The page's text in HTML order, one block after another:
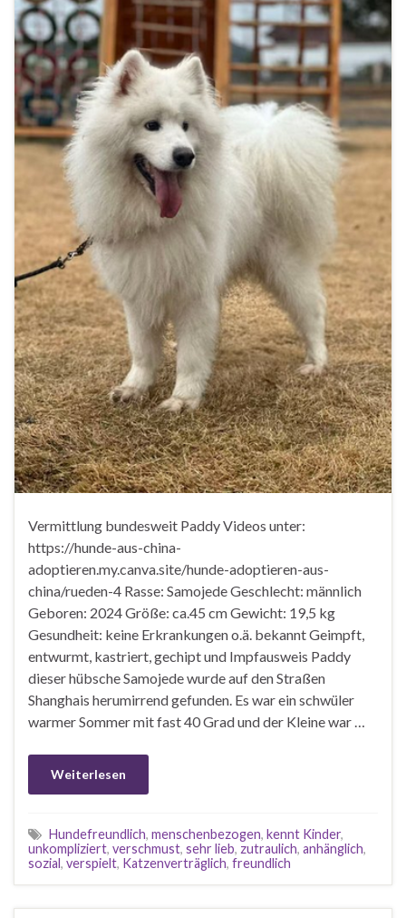
Vermittlung bundesweit Paddy Videos unter:
https://hunde-aus-china-
adoptieren.my.canva.site/hunde-adoptieren-aus-
china/rueden-4 Rasse: Samojede Geschlecht: männlich
Geboren: 2024 Größe: ca.45 cm Gewicht: 19,5 kg
Gesundheit: keine Erkrankungen o.ä. bekannt Geimpft,
entwurmt, kastriert, gechipt und Impfausweis Paddy
dieser hübsche Samojede wurde auf den Straßen
Shanghais herumirrend gefunden. Es war ein schwüler
warmer Sommer mit fast 40 Grad und der Kleine war …
Weiterlesen
Hundefreundlich, menschenbezogen, kennt Kinder,
unkompliziert, verschmust, sehr lieb, zutraulich, anhänglich,
sozial, verspielt, Katzenverträglich, freundlich